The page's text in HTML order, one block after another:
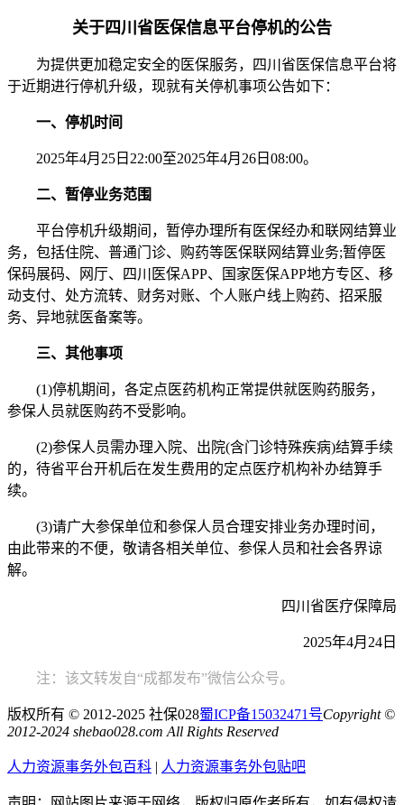
关于四川省医保信息平台停机的公告
为提供更加稳定安全的医保服务，四川省医保信息平台将
于近期进行停机升级，现就有关停机事项公告如下：
一、停机时间
2025年4月25日22:00至2025年4月26日08:00。
二、暂停业务范围
平台停机升级期间，暂停办理所有医保经办和联网结算业
务，包括住院、普通门诊、购药等医保联网结算业务;暂停医
保码展码、网厅、四川医保APP、国家医保APP地方专区、移
动支付、处方流转、财务对账、个人账户线上购药、招采服
务、异地就医备案等。
三、其他事项
(1)停机期间，各定点医药机构正常提供就医购药服务，
参保人员就医购药不受影响。
(2)参保人员需办理入院、出院(含门诊特殊疾病)结算手续
的，待省平台开机后在发生费用的定点医疗机构补办结算手
续。
(3)请广大参保单位和参保人员合理安排业务办理时间，
由此带来的不便，敬请各相关单位、参保人员和社会各界谅
解。
四川省医疗保障局
2025年4月24日
注：该文转发自“成都发布”微信公众号。
版权所有 © 2012-2025 社保028蜀ICP备15032471号Copyright ©
2012-2024 shebao028.com All Rights Reserved
人力资源事务外包百科 | 人力资源事务外包贴吧